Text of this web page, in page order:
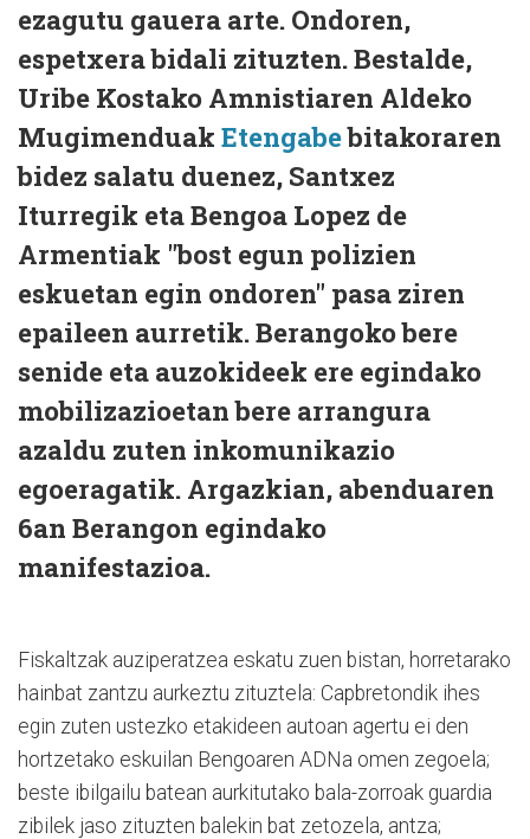
ezagutu gauera arte. Ondoren,
espetxera bidali zituzten. Bestalde,
Uribe Kostako Amnistiaren Aldeko
Mugimenduak Etengabebitakoraren
bidez salatu duenez, Santxez
Iturregik eta Bengoa Lopez de
Armentiak "bost egun polizien
eskuetan egin ondoren" pasa ziren
epaileen aurretik. Berangoko bere
senide eta auzokideek ere egindako
mobilizazioetan bere arrangura
azaldu zuten inkomunikazio
egoeragatik. Argazkian, abenduaren
6an Berangon egindako
manifestazioa.
Fiskaltzak auziperatzea eskatu zuen bistan, horretarako
hainbat zantzu aurkeztu zituztela: Capbretondik ihes
egin zuten ustezko etakideen autoan agertu ei den
hortzetako eskuilan Bengoaren ADNa omen zegoela;
beste ibilgailu batean aurkitutako bala-zorroak guardia
zibilek jaso zituzten balekin bat zetozela, antza;